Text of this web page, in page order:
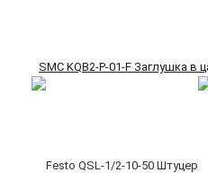
SMC KQB2-P-01-F Заглушка в